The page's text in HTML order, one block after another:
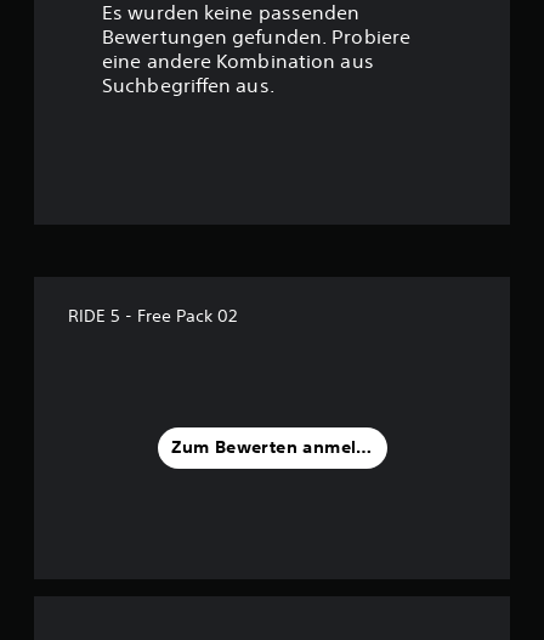
:
4
5
Es wurden keine passenden
Bewertungen gefunden. Probiere
eine andere Kombination aus
Suchbegriffen aus.
RIDE 5 - Free Pack 02
Zum Bewerten anmelden